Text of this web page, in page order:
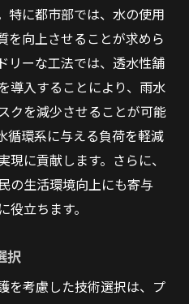
特に都市部では、水の使用
を向上させることが求めら
リーな工法では、透水性舗
導入することにより、雨水
クを減少させることが可能
循環系に与える負荷を軽減
に貢献します。さらに、
の生活環境向上にも寄与
立ちます。
択
を考慮した技術選択は、プ